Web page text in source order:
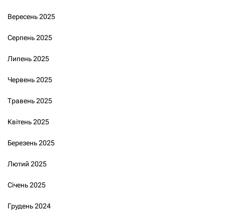
Вересень 2025
Серпень 2025
Липень 2025
Червень 2025
Травень 2025
Квітень 2025
Березень 2025
Лютий 2025
Січень 2025
Грудень 2024